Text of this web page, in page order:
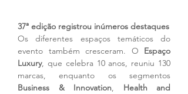
37ª edição registrou inúmeros destaques
Os diferentes espaços temáticos do
evento também cresceram. O Espaço
Luxury, que celebra 10 anos, reuniu 130
Business & Innovation, Health and